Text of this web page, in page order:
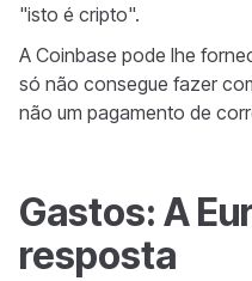
"isto é cripto".
A Coinbase pode lhe
só não consegue fazer
não um pagamento de
Gastos: A
resposta